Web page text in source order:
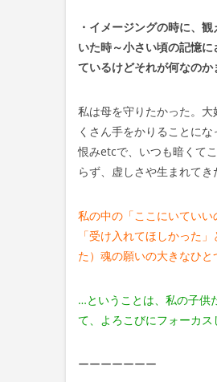
・イメージングの時に、
いた時～小さい頃の記憶
ているけどそれが何なのか
私は母を守りたかった。
くさん手をかりることに
恨みetcで、いつも暗くて
らず、虚しさや生まれてき
私の中の「ここにいてい
「受け入れてほしかった
た）魂の願いの大きなひ
…ということは、私の子供
て、よろこびにフォーカス
ーーーーーーー